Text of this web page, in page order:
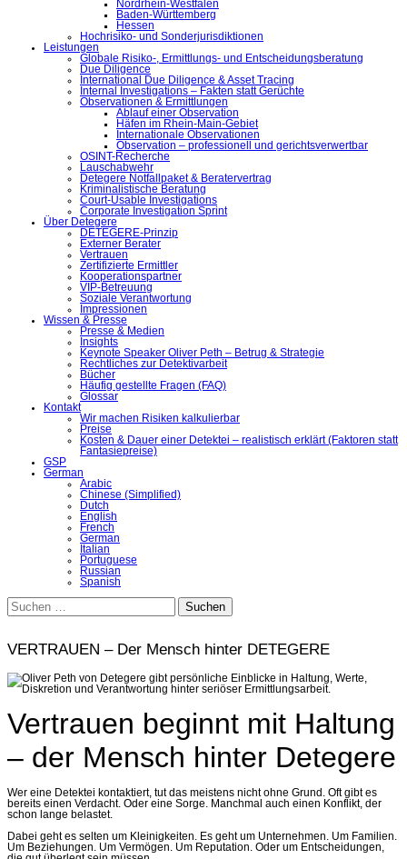
Nordrhein-Westfalen
Baden-Württemberg
Hessen
Hochrisiko- und Sonderjurisdiktionen
Leistungen
Globale Risiko-, Ermittlungs- und Entscheidungsberatung
Due Diligence
International Due Diligence & Asset Tracing
Internal Investigations – Fakten statt Gerüchte
Observationen & Ermittlungen
Ablauf einer Observation
Häfen im Rhein-Main-Gebiet
Internationale Observationen
Observation – professionell und gerichtsverwertbar
OSINT-Recherche
Lauschabwehr
Detegere Notfallpaket & Beratervertrag
Kriminalistische Beratung
Court-Usable Investigations
Corporate Investigation Sprint
Über Detegere
DETEGERE-Prinzip
Externer Berater
Vertrauen
Zertifizierte Ermittler
Kooperationspartner
VIP-Betreuung
Soziale Verantwortung
Impressionen
Wissen & Presse
Presse & Medien
Insights
Keynote Speaker Oliver Peth – Betrug & Strategie
Rechtliches zur Detektivarbeit
Bücher
Häufig gestellte Fragen (FAQ)
Glossar
Kontakt
Wir machen Risiken kalkulierbar
Preise
Kosten & Dauer einer Detektei – realistisch erklärt (Faktoren statt
Fantasiepreise)
GSP
German
Arabic
Chinese (Simplified)
Dutch
English
French
German
Italian
Portuguese
Russian
Spanish
Suchen
nach:
VERTRAUEN – Der Mensch hinter DETEGERE
Vertrauen beginnt mit Haltung
– der Mensch hinter Detegere
Wer eine Detektei kontaktiert, tut das meistens nicht ohne Grund. Oft gibt es
bereits einen Verdacht. Oder eine Sorge. Manchmal auch einen Konflikt, der
schon lange belastet.
Dabei geht es selten um Kleinigkeiten. Es geht um Unternehmen. Um Familien.
Um Beziehungen. Um Vermögen. Um Reputation. Oder um Entscheidungen,